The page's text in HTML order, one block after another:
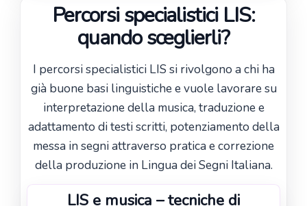
Percorsi specialistici LIS:
quando sceglierli?
I percorsi specialistici LIS si rivolgono a chi ha
già buone basi linguistiche e vuole lavorare su
interpretazione della musica, traduzione e
adattamento di testi scritti, potenziamento della
messa in segni attraverso pratica e correzione
della produzione in Lingua dei Segni Italiana.
LIS e musica – tecniche di